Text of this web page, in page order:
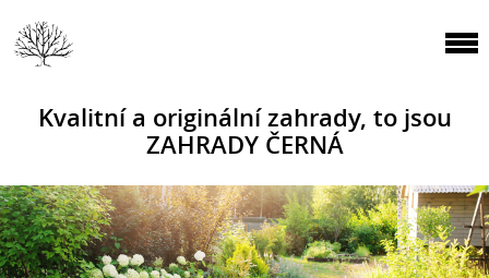
Kvalitní a originální zahrady, to jsou
ZAHRADY ČERNÁ